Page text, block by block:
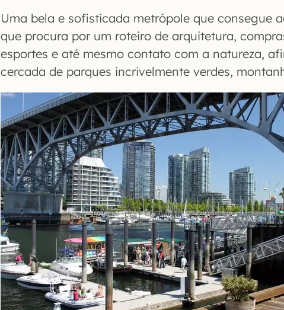
Uma bela e sofisticada metrópole que consegue
que procura por um roteiro de arquitetura,
esportes e até mesmo contato com a natureza,
cercada de parques incrivelmente verdes,